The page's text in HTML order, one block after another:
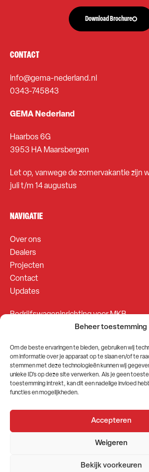
Beheer toestemming
Om de beste ervaringen te bieden, gebruiken wij
om informatie over je apparaat op te slaan en/of te
stemmen met deze technologieën kunnen wij
unieke ID's op deze site verwerken. Als je geen
toestemming intrekt, kan dit een nadelige invloed
functies en mogelijkheden.
Accepteren
Weigeren
Bekijk voorkeuren
Download Brochure
CONTACT
info@gema-nederland.nl
0343-745843
GEMA Nederland
Haarbos 6G
3953 HA Maarsbergen
Let op, vanwege de zomervakantie zijn
juli t/m 14 augustus
NAVIGATIE
Over ons
Dealers
Projecten
Contact
Updates
Bedrijfswageninrichting voor MKB
Bedrijfswageninrichting voor Fleetsales
SOCIALS